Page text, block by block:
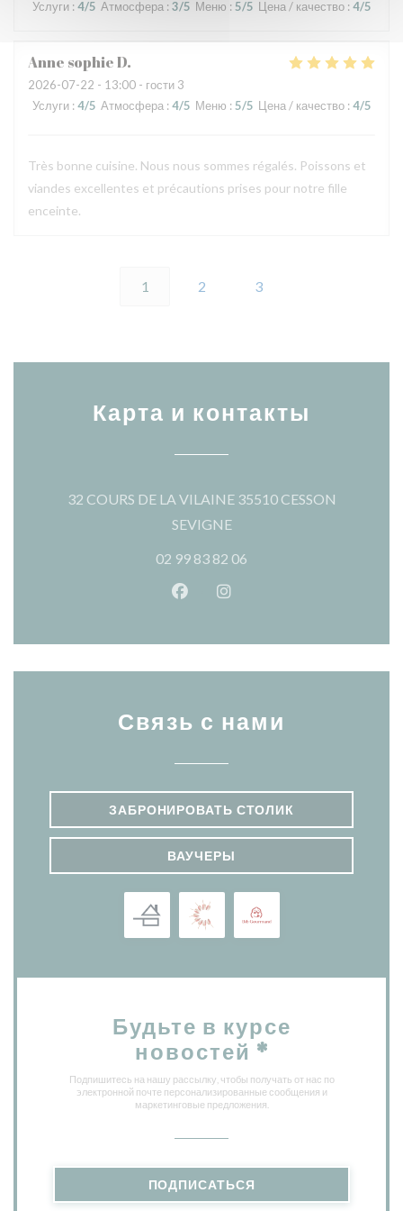
Услуги : 4/5 Атмосфера : 3/5 Меню : 5/5 Цена / качество : 4/5
Anne sophieD
2026-07-22 - 13:00 - гости 3
Услуги : 4/5 Атмосфера : 4/5 Меню : 5/5 Цена / качество : 4/5
Très bonne cuisine. Nous nous sommes régalés. Poissons et
viandes excellentes et précautions prises pour notre fille
enceinte.
1 2 3
Карта и контакты
32 COURS DE LA VILAINE 35510 CESSON
SEVIGNE((открывается в новом
02 99 83 82 06
Facebook ((открывается в
Instagram
Связь с нами
ЗАБРОНИРОВАТЬ СТОЛИК
ВАУЧЕРЫ
Будьте в курсе
новостей *
Подпишитесь на нашу рассылку, чтобы получать от нас по
электронной почте персонализированные сообщения и
маркетинговые предложения.
ПОДПИСАТЬСЯ